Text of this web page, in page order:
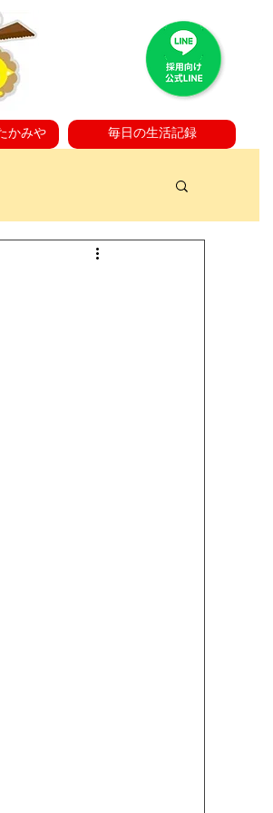
かみや 毎日の生活記録